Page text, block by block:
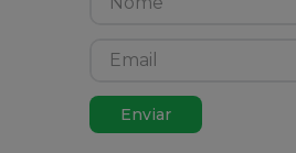
Enviar